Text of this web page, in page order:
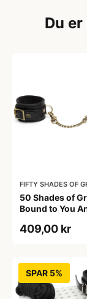
Du
FIFTY SHADES OF
50 Shades of
Bound to You
409,00 kr
SPAR 5%